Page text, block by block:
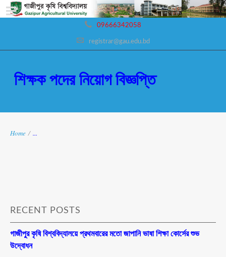
09666342058
registrar@gau.edu.bd
শিক্ষক পদের নিয়োগ বিজ্ঞপ্তি
Home / ...
RECENT POSTS
গাজীপুর কৃষি বিশ্ববিদ্যালয়ে প্রথমবারের মতো জাপানি ভাষা শিক্ষা কোর্সের শুভ
উদ্বোধন